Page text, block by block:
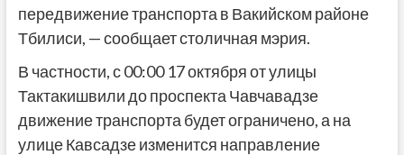
передвижение транспорта в Вакийском районе
Тбилиси, — сообщает столичная мэрия.
В частности, с 00:00 17 октября от улицы
Тактакишвили до проспекта Чавчавадзе
движение транспорта будет ограничено, а на
улице Кавсадзе изменится направление